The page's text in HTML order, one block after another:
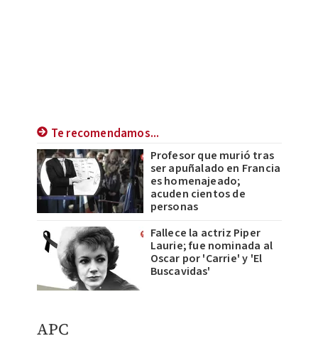
Te recomendamos...
Profesor que murió tras
ser apuñalado en Francia
es homenajeado;
acuden cientos de
personas
Fallece la actriz Piper
Laurie; fue nominada al
Oscar por 'Carrie' y 'El
Buscavidas'
APC